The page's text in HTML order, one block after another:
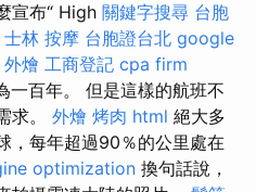
宣布“ High 關鍵字搜尋 台胞
士林 按摩 台胞證台北 google
燴 工商登記 cpa firm
一百年。 但是這樣的航班不
求。 外燴 烤肉 html 絕大多
，每年超過90％的公里處在
optimization 換句話說，